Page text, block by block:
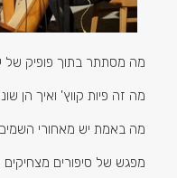
מה מסתתר בתוך פופיק של ענק?
מה זה פיות קווץ' ואיך הן שונות
מה באמת יש מאחורי השמים?
מפגש של סיפורים מצחיקים